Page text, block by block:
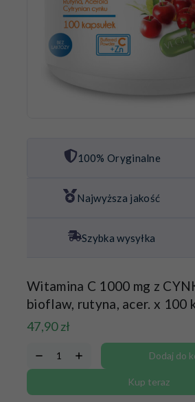
100% Oryginalne
Najwyższa jakość
Szybka wysyłka
Witamina C 1000 mg z
bioflaw, rutyna, acer. x 100
47,90zł
Dodaj do
Kup teraz